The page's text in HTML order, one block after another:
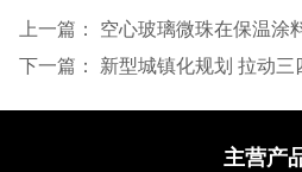
上一篇： 空心玻璃微珠在保温涂
下一篇： 新型城镇化规划 拉动
主营产